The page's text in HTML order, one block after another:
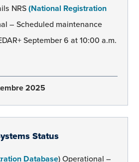
NRS(National Registration
– Scheduled maintenance
September 6 at 10:00 a.m.
2025
Status
Database) Operational –